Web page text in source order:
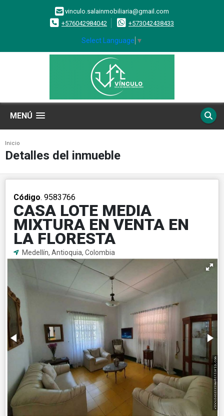
vinculo.salainmobiliaria@gmail.com
+576042984042
+573042438433
Select Language ▼
MENÚ
Inicio
Detalles del inmueble
Código. 9583766
CASA LOTE MEDIA
MIXTURA EN VENTA EN
LA FLORESTA
Medellín, Antioquia, Colombia